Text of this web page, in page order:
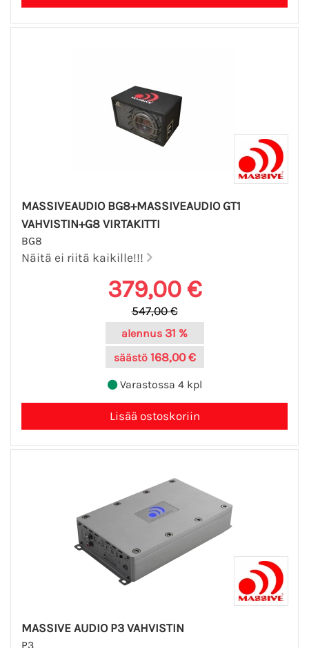
MASSIVEAUDIO BG8+MASSIVEAUDIO GT1
VAHVISTIN+G8 VIRTAKITTI
BG8
Näitä ei riitä kaikille!!!
379,00 €
547,00 €
alennus 31 %
säästö 168,00 €
Varastossa 4 kpl
MASSIVE AUDIO P3 VAHVISTIN
P3